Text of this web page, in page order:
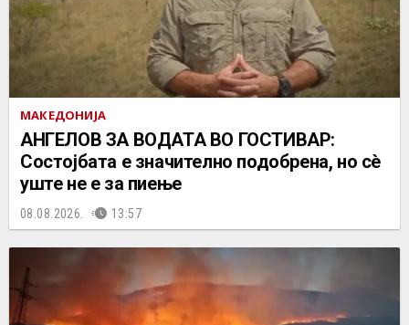
МАКЕДОНИЈА
АНГЕЛОВ ЗА ВОДАТА ВО ГОСТИВАР:
Состојбата е значително подобрена, но сè
уште не е за пиење
08.08.2026. 13:57